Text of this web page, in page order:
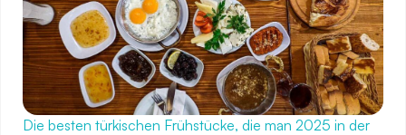
Die besten türkischen Frühstücke, die man 2025 in der